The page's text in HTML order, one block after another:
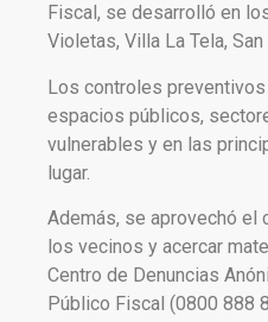
Fiscal, se desarrolló en
Violetas, Villa La Tela,
Los controles
espacios públicos,
vulnerables y en las
lugar.
Además, se aprovechó el
los vecinos y acercar
Centro de Denuncias
Público Fiscal (0800 888